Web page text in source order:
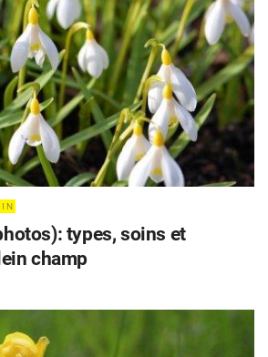
types, soins et
champ